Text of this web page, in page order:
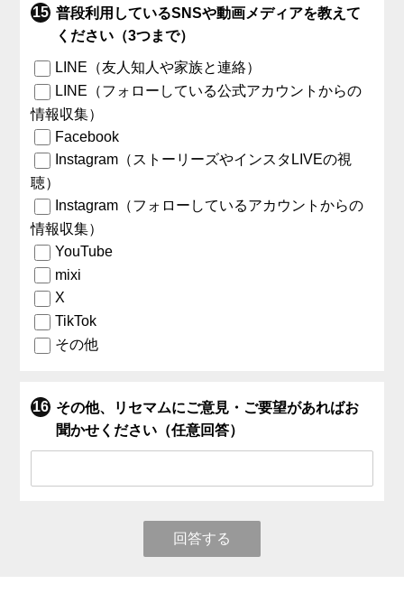
普段利用しているSNSや動画メディアを教えて
ください（3つまで）
LINE（友人知人や家族と連絡）
LINE（フォローしている公式アカウントからの
情報収集）
Facebook
Instagram（ストーリーズやインスタLIVEの視
聴）
Instagram（フォローしているアカウントからの
情報収集）
YouTube
mixi
X
TikTok
その他
その他、リセマムにご意見・ご要望があればお
聞かせください（任意回答）
回答する